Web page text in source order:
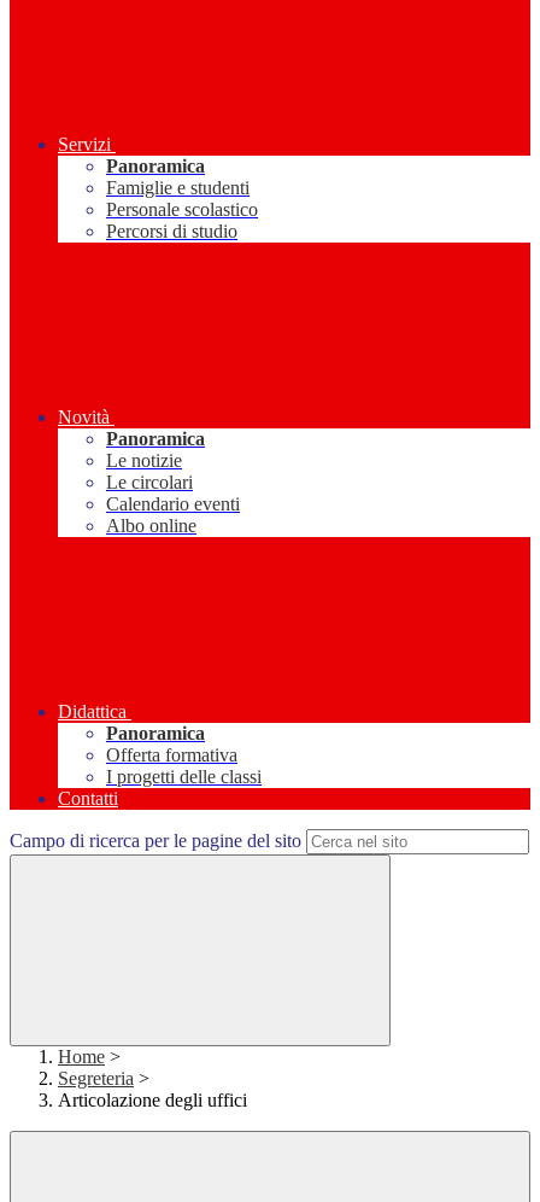
Servizi
Panoramica
Famiglie e studenti
Personale scolastico
Percorsi di studio
Novità
Panoramica
Le notizie
Le circolari
Calendario eventi
Albo online
Didattica
Panoramica
Offerta formativa
I progetti delle classi
Contatti
Campo di ricerca per le pagine del sito
Home >
Segreteria >
Articolazione degli uffici